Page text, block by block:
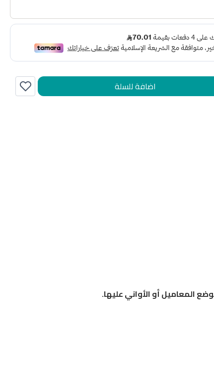
اضافة للسلة
المعاميل أو الأواني عليها.